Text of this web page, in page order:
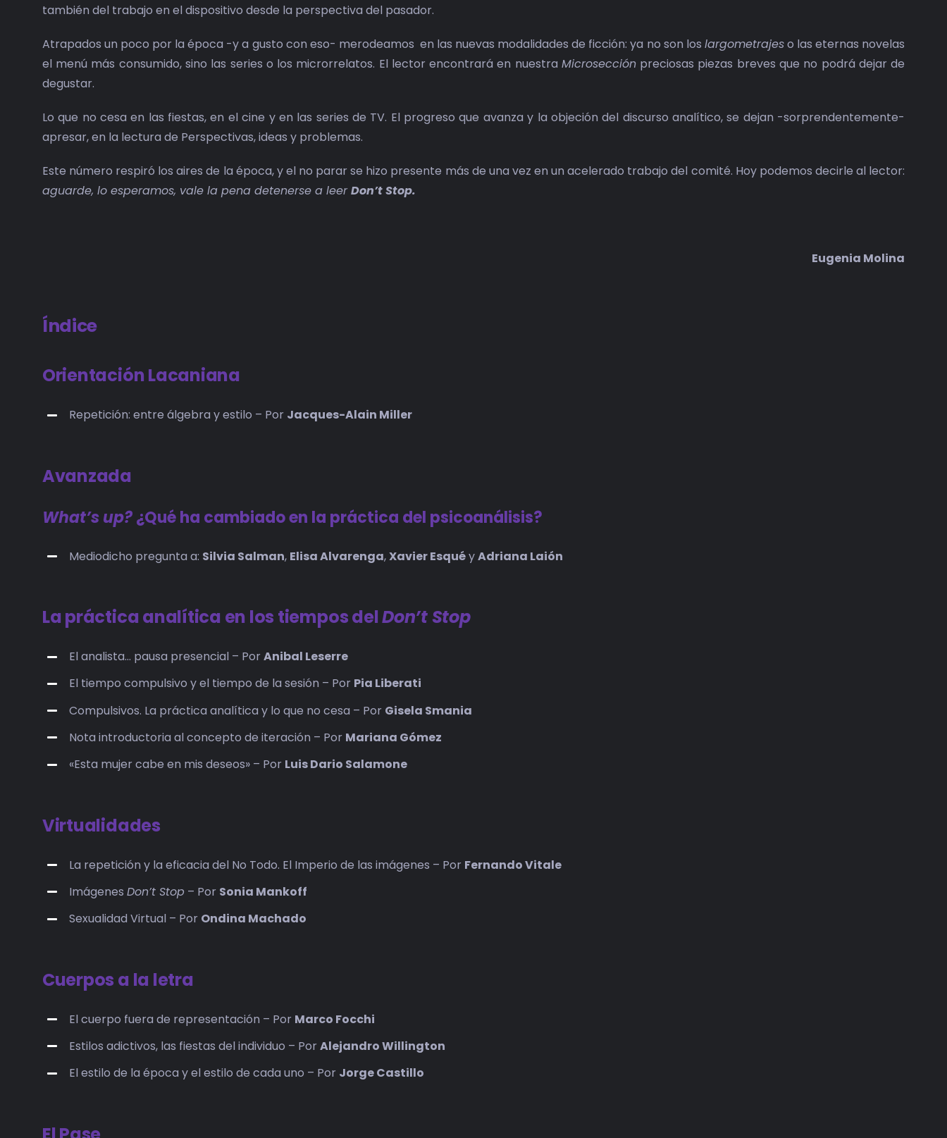
también del trabajo en el dispositivo desde la perspectiva del pasador.
Atrapados un poco por la época -y a gusto con eso- merodeamos en las nuevas modalidades de ficción: ya no son los largometrajeso las eternas novelas
el menú más consumido, sino las series o los microrrelatos. El lector encontrará en nuestra Microsecciónpreciosas piezas breves que no podrá dejar de
degustar.
Lo que no cesa en las fiestas, en el cine y en las series de TV. El progreso que avanza y la objeción del discurso analítico, se dejan -sorprendentemente-
apresar, en la lectura de Perspectivas, ideas y problemas.
Este número respiró los aires de la época, y el no parar se hizo presente más de una vez en un acelerado trabajo del comité. Hoy podemos decirle al lector:
aguarde, lo esperamos, vale la pena detenerse a leerDon’t Stop.
Eugenia Molina
Índice
Orientación Lacaniana
Repetición: entre álgebra y estilo – Por Jacques-Alain Miller
Avanzada
What’s up?¿Qué ha cambiado en la práctica del psicoanálisis?
Mediodicho pregunta a: Silvia Salman, Elisa Alvarenga,Xavier EsquéyAdriana Laión
La práctica analítica en los tiempos delDon’t Stop
El analista… pausa presencial – PorAnibal Leserre
El tiempo compulsivo y el tiempo de la sesión – Por Pia Liberati
Compulsivos. La práctica analítica y lo que no cesa – Por Gisela Smania
Nota introductoria al concepto de iteración – Por Mariana Gómez
«Esta mujer cabe en mis deseos» – Por Luis Dario Salamone
Virtualidades
La repetición y la eficacia del No Todo. El Imperio de las imágenes – Por Fernando Vitale
ImágenesDon’t Stop – Por Sonia Mankoff
Sexualidad Virtual – Por Ondina Machado
Cuerpos a la letra
El cuerpo fuera de representación – Por Marco Focchi
Estilos adictivos, las fiestas del individuo – PorAlejandro Willington
El estilo de la época y el estilo de cada uno – Por Jorge Castillo